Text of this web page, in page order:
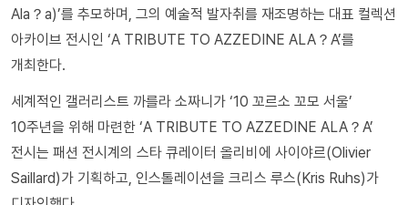
Ala？a)’를 추모하며, 그의 예술적 발자취를 재조명하는 대표 컬렉션
아카이브 전시인 ‘A TRIBUTE TO AZZEDINE ALA？A’를
개최한다.
세계적인 갤러리스트 까를라 소짜니가 ‘10 꼬르소 꼬모 서울’
10주년을 위해 마련한 ‘A TRIBUTE TO AZZEDINE ALA？A’
전시는 패션 전시계의 스타 큐레이터 올리비에 사이야르(Olivier
Saillard)가 기획하고, 인스톨레이션을 크리스 루스(Kris Ruhs)가